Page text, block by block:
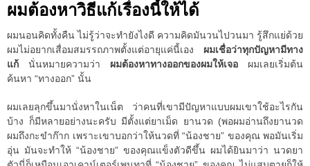
ผมต้องหาวิธีแก้เรื่องนี้ให้ได้
ผมนอนคิดทั้งคืน ไม่รู้ว่าจะทำยังไงดี ความคิดมันวนไปวนมา รู้สึกแย่ด้วย
ผมไม่อยากเสื่อมสมรรถภาพตั้งแต่อายุแค่นี้เอง ผมเชื่อว่าทุกปัญหามีทาง
แก้ นั่นหมายความว่า ผมต้องหาทางออกของผมให้เจอ ผมเลยเริ่มต้น
ค้นหา “ทางออก” นั้น
ผมเลยลุกขึ้นมานั่งหาในเน็ต ว่าคนที่เขามีปัญหาแบบผมเขาใช้อะไรกัน
บ้าง ก็มีหลายอย่างนะครับ มีตั้งแต่ยาเม็ด ยานวด (พอผมอ่านถึงยานวด
ผมถึงกะขำก๊าก เพราะเขาบอกว่าให้นวดที่ “น้องชาย” ของคุณ พอมันเริ่ม
อุ่น มันจะทำให้ “น้องชาย” ของคุณแข็งตัวดีขึ้น ผมได้ยินมาว่า นวดยา